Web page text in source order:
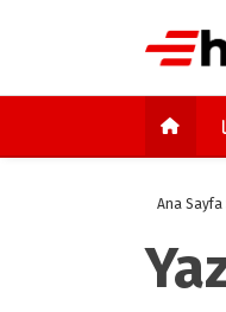
Ana Sayfa